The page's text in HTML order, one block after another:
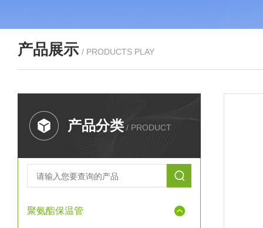
产品展示 / PRODUCTS PLAY
产品分类 / PRODUCT
聚氨酯保温管